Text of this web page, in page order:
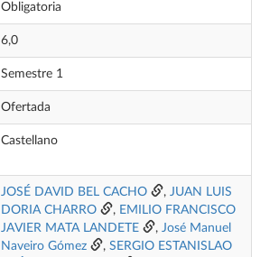
Obligatoria
6,0
Semestre 1
Ofertada
Castellano
JOSÉ DAVID BEL CACHO , JUAN LUIS
DORIA CHARRO
, EMILIO FRANCISCO
JAVIER MATA LANDETE
, José Manuel
Naveiro Gómez
, SERGIO ESTANISLAO